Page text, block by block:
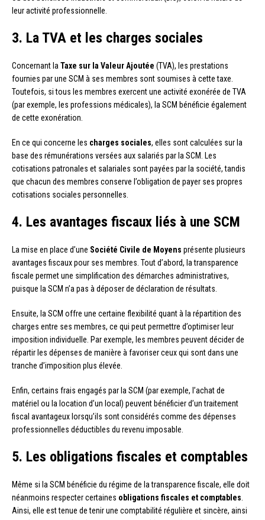
leur activité professionnelle.
3. La TVA et les charges sociales
Concernant la Taxe sur la Valeur Ajoutée (TVA), les prestations
fournies par une SCM à ses membres sont soumises à cette taxe.
Toutefois, si tous les membres exercent une activité exonérée de TVA
(par exemple, les professions médicales), la SCM bénéficie également
de cette exonération.
En ce qui concerne les charges sociales, elles sont calculées sur la
base des rémunérations versées aux salariés par la SCM. Les
cotisations patronales et salariales sont payées par la société, tandis
que chacun des membres conserve l’obligation de payer ses propres
cotisations sociales personnelles.
4. Les avantages fiscaux liés à une SCM
La mise en place d’une Société Civile de Moyens présente plusieurs
avantages fiscaux pour ses membres. Tout d’abord, la transparence
fiscale permet une simplification des démarches administratives,
puisque la SCM n’a pas à déposer de déclaration de résultats.
Ensuite, la SCM offre une certaine flexibilité quant à la répartition des
charges entre ses membres, ce qui peut permettre d’optimiser leur
imposition individuelle. Par exemple, les membres peuvent décider de
répartir les dépenses de manière à favoriser ceux qui sont dans une
tranche d’imposition plus élevée.
Enfin, certains frais engagés par la SCM (par exemple, l’achat de
matériel ou la location d’un local) peuvent bénéficier d’un traitement
fiscal avantageux lorsqu’ils sont considérés comme des dépenses
professionnelles déductibles du revenu imposable.
5. Les obligations fiscales et comptables
Même si la SCM bénéficie du régime de la transparence fiscale, elle doit
néanmoins respecter certaines obligations fiscales et comptables
Ainsi, elle est tenue de tenir une comptabilité régulière et sincère, ainsi